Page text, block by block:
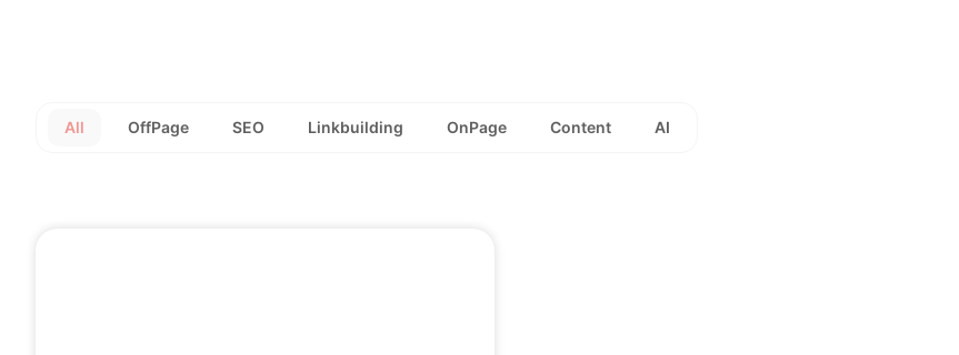
All OffPage SEO Linkbuilding OnPage Content AI